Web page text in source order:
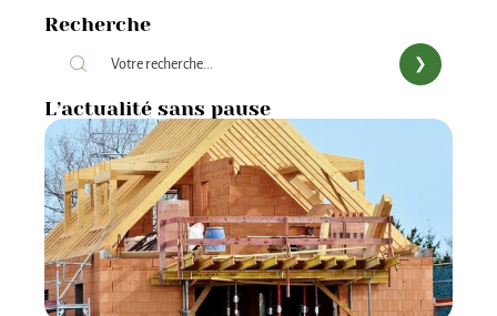
Recherche
L’actualité sans pause